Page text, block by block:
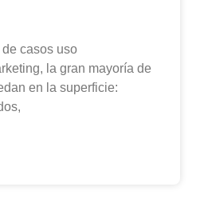
casos uso
la gran mayoría de
en la superficie: